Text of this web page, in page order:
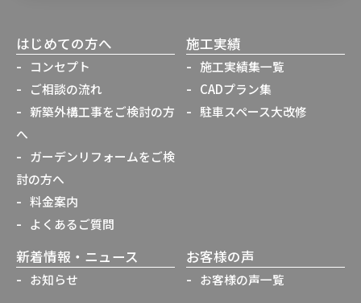
はじめての方へ
コンセプト
ご相談の流れ
新築外構工事をご検討の方
へ
ガーデンリフォームをご検
討の方へ
料金案内
よくあるご質問
施工実績
施工実績集一覧
CADプラン集
駐車スペース大改修
新着情報・ニュース
お知らせ
お客様の声
お客様の声一覧